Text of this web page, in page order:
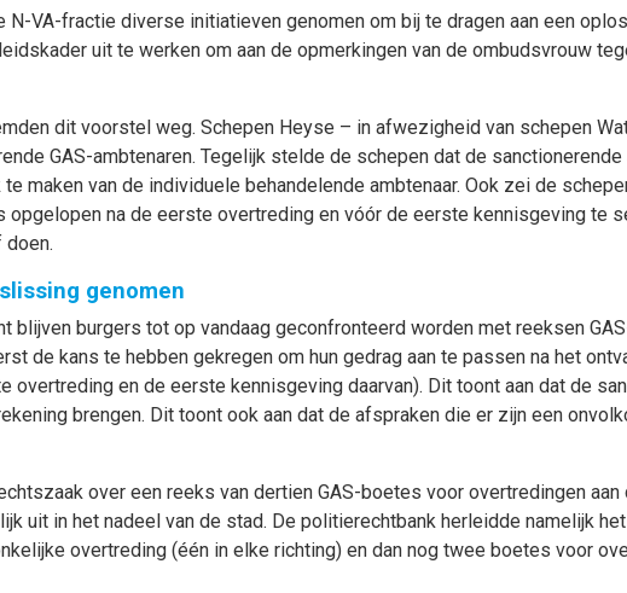
N-VA-fractie diverse initiatieven genomen om bij te dragen aan een
uit te werken om aan de opmerkingen van de ombudsvrouw
dit voorstel weg. Schepen Heyse – in afwezigheid van schepen
GAS-ambtenaren. Tegelijk stelde de schepen dat de
maken van de individuele behandelende ambtenaar. Ook zei de
na de eerste overtreding en vóór de eerste kennisgeving te
genomen
blijven burgers tot op vandaag geconfronteerd worden met reeksen
de kans te hebben gekregen om hun gedrag aan te passen na het
overtreding en de eerste kennisgeving daarvan). Dit toont aan dat de
brengen. Dit toont ook aan dat de afspraken die er zijn een
over een reeks van dertien GAS-boetes voor overtredingen
uit in het nadeel van de stad. De politierechtbank herleidde namelijk
overtreding (één in elke richting) en dan nog twee boetes voor